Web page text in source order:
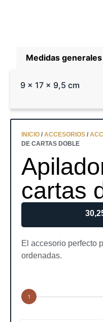
Medidas generales
9 x 17 x 9,5 cm
INICIO / ACCESORIOS /
DE CARTAS DOBLE
cartas
El accesorio perfecto
ordenadas.